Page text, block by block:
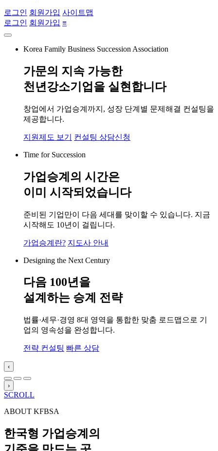
로그인 회원가입 사이트맵
로그인 회원가입 ≡
Korea Family Business Succession Association
가문의 지속 가능한
천년강소기업 을 실현합니다
창업에서 가업승계까지, 성장 단계별 문제해결 컨설팅을
제공합니다.
지원제도 보기 컨설팅 상담신청
Time for Succession
가업승계의 시간은
이미 시작되었습니다
준비된 기업만이 다음 세대를 맞이할 수 있습니다. 지금
시작해도 10년이 걸립니다.
가업승계란? 지도사 안내
Designing the Next Century
다음 100년을
설계하는 승계 전략
법률·세무·경영 8대 영역을 통합한 맞춤 로드맵으로 기
업의 영속성을 완성합니다.
전략 컨설팅 빠른 상담
‹
›
SCROLL
ABOUT KFBSA
한국형 가업승계의